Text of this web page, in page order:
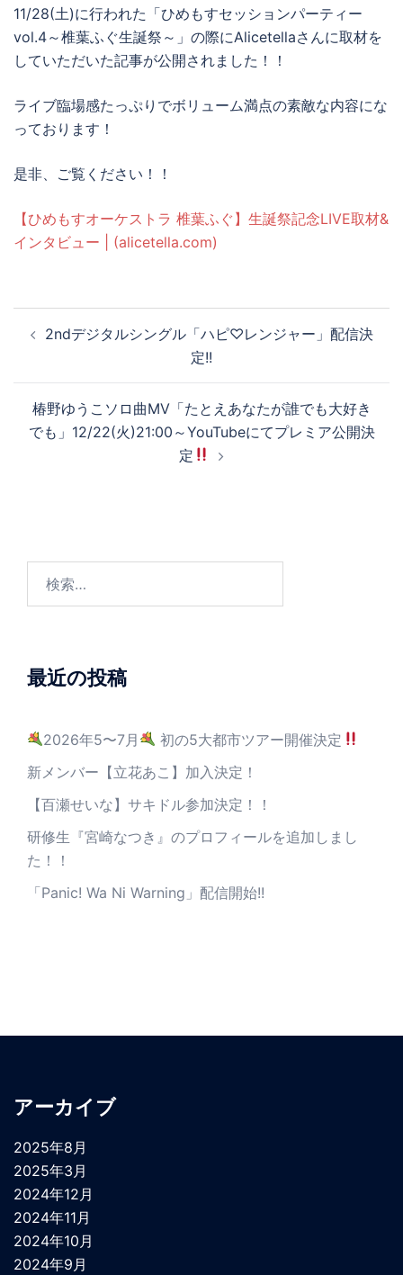
11/28(土)に行われた「ひめもすセッションパーティー
vol.4～椎葉ふぐ生誕祭～」の際にAlicetellaさんに取材を
していただいた記事が公開されました！！
ライブ臨場感たっぷりでボリューム満点の素敵な内容にな
っております！
是非、ご覧ください！！
【ひめもすオーケストラ 椎葉ふぐ】生誕祭記念LIVE取材&
インタビュー | (alicetella.com)
2ndデジタルシングル「ハピ♡レンジャー」配信決
定!!
椿野ゆうこソロ曲MV「たとえあなたが誰でも大好き
でも」12/22(火)21:00～YouTubeにてプレミア公開決
定
最近の投稿
2026年5〜7月
初の5大都市ツアー開催決定
新メンバー【立花あこ】加入決定！
【百瀬せいな】サキドル参加決定！！
研修生『宮崎なつき』のプロフィールを追加しまし
た！！
「Panic! Wa Ni Warning」配信開始!!
アーカイブ
2025年8月
2025年3月
2024年12月
2024年11月
2024年10月
2024年9月